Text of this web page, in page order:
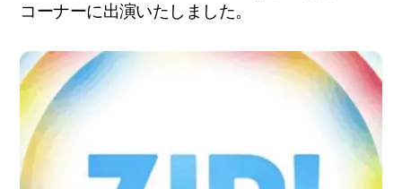
コーナーに出演いたしました。